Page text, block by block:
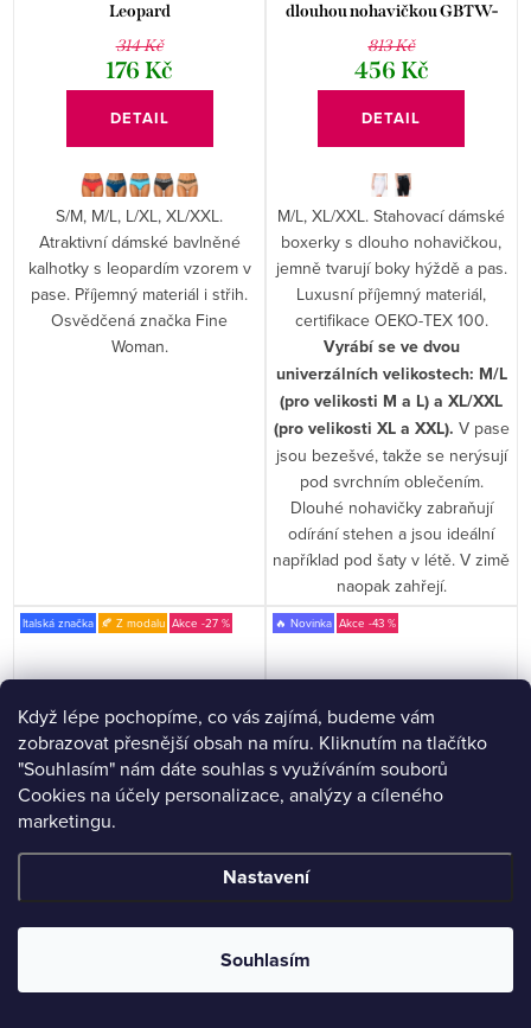
Když lépe pochopíme, co vás zajímá, budeme vám
zobrazovat přesnější obsah na míru. Kliknutím na tlačítko
"Souhlasím" nám dáte souhlas s využíváním souborů
Cookies na účely personalizace, analýzy a cíleného
marketingu.
Nastavení
Souhlasím
Leopard
314 Kč
176 Kč
DETAIL
S/M, M/L, L/XL, XL/XXL.
Atraktivní dámské bavlněné
kalhotky s leopardím vzorem v
pase. Příjemný materiál i střih.
Osvědčená značka Fine
Woman.
dlouhou nohavičkou GBTW-
479
813 Kč
456 Kč
DETAIL
M/L, XL/XXL. Stahovací dámské
boxerky s dlouho nohavičkou,
jemně tvarují boky hýždě a pas.
Luxusní příjemný materiál,
certifikace OEKO-TEX 100.
Vyrábí se ve dvou
univerzálních velikostech: M/L
(pro velikosti M a L) a XL/XXL
(pro velikosti XL a XXL). V pase
jsou bezešvé, takže se nerýsují
pod svrchním oblečením.
Dlouhé nohavičky zabraňují
odírání stehen a jsou ideální
například pod šaty v létě. V zimě
naopak zahřejí.
Italská značka 🍂 Z modalu -27 % 🔥 Novinka -43 %
krajkou v nohavičkách a
ozdobným lemem